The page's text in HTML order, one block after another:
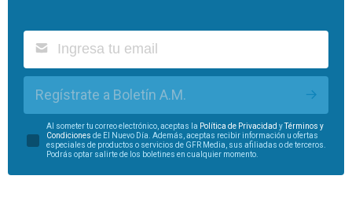
Regístrate a Boletín A.M.
Al someter tu correo electrónico, aceptas la Política de Privacidad yTérminos y
Condiciones de El Nuevo Día. Además, aceptas recibir información u ofertas
especiales de productos o servicios de GFR Media, sus afiliadas o de terceros.
Podrás optar salirte de los boletines en cualquier momento.